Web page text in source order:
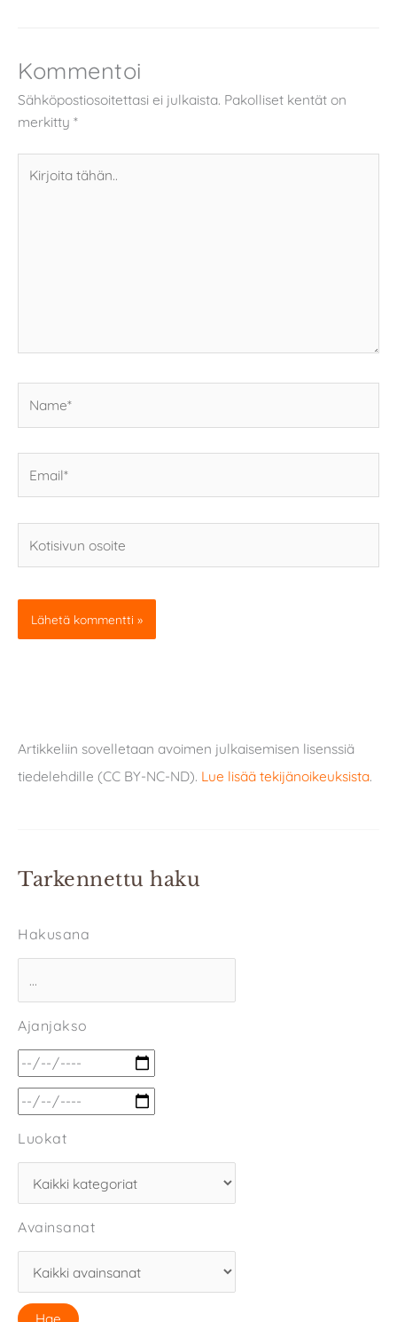
Kommentoi
Sähköpostiosoitettasi ei julkaista. Pakolliset kentät on
merkitty *
tähän..
osoite
Artikkeliin sovelletaan avoimen julkaisemisen lisenssiä
tiedelehdille (CC BY-NC-ND). Lue lisää tekijänoikeuksista.
Tarkennettu haku
Hakusana
Ajanjakso
Luokat
Avainsanat